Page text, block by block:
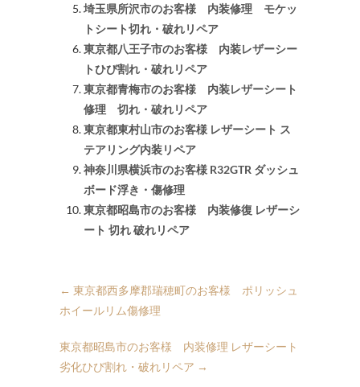
埼玉県所沢市のお客様 内装修理 モケッ
トシート切れ・破れリペア
東京都八王子市のお客様 内装レザーシー
トひび割れ・破れリペア
東京都青梅市のお客様 内装レザーシート
修理 切れ・破れリペア
東京都東村山市のお客様 レザーシート ス
テアリング内装リペア
神奈川県横浜市のお客様 R32GTR ダッシュ
ボード浮き・傷修理
東京都昭島市のお客様 内装修復 レザーシ
ート 切れ 破れリペア
← 東京都西多摩郡瑞穂町のお客様 ポリッシュ
ホイールリム傷修理
東京都昭島市のお客様 内装修理 レザーシート
劣化ひび割れ・破れリペア →